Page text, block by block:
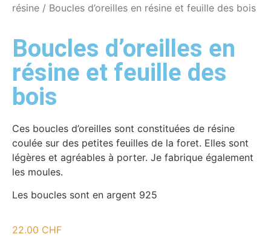
résine / Boucles d’oreilles en résine et feuille des bois
Boucles d’oreilles en
résine et feuille des
bois
Ces boucles d’oreilles sont constituées de résine
coulée sur des petites feuilles de la foret. Elles sont
légères et agréables à porter. Je fabrique également
les moules.
Les boucles sont en argent 925
22.00 CHF